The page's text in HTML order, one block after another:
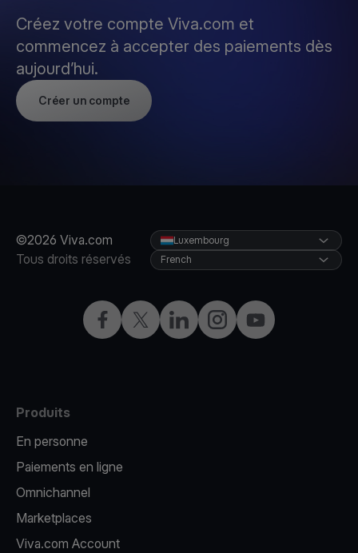
Créez votre compte Viva.com et
commencez à accepter des paiements dès
aujourd’hui.
Créer un compte
©2026 Viva.com
Tous droits réservés
Facebook
X LinkedInInstagramYouTube
Luxembourg
French
Produits
En personne
Paiements en ligne
Omnichannel
Marketplaces
Viva.com Account